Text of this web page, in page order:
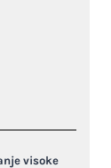
visoke